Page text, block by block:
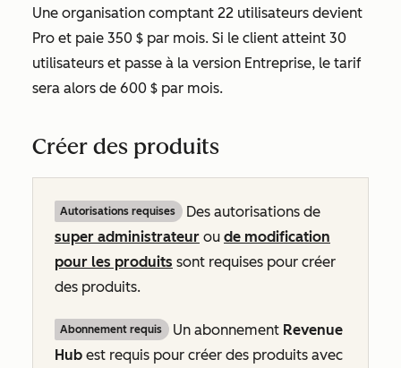
Une organisation comptant 22 utilisateurs devient
Pro et paie 350 $ par mois. Si le client atteint 30
utilisateurs et passe à la version Entreprise, le tarif
sera alors de 600 $ par mois.
Créer des produits
Autorisations requises
Des autorisations de
super administrateur ou de modification
pour les produits sont requises pour créer
des produits.
Abonnement requis Un abonnement Revenue
Hub est requis pour créer des produits avec